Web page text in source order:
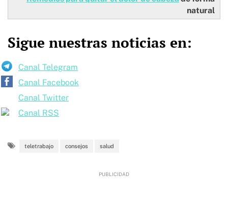
natural
Sigue nuestras noticias en:
Canal Telegram
Canal Facebook
Canal Twitter
Canal RSS
teletrabajo consejos salud